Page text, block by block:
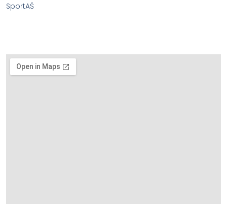
SportAŠ